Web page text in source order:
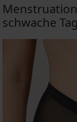
schwache